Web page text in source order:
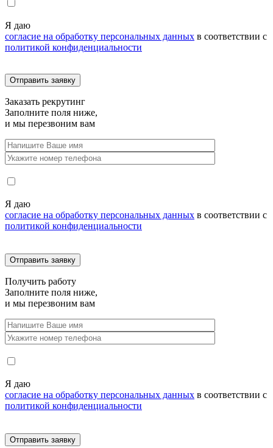
Я даю
согласие на обработку персональных данных в соответствии с
политикой конфиденциальности
Заказать рекрутинг
Заполните поля ниже,
и мы перезвоним вам
Я даю
согласие на обработку персональных данных в соответствии с
политикой конфиденциальности
Получить работу
Заполните поля ниже,
и мы перезвоним вам
Я даю
согласие на обработку персональных данных в соответствии с
политикой конфиденциальности